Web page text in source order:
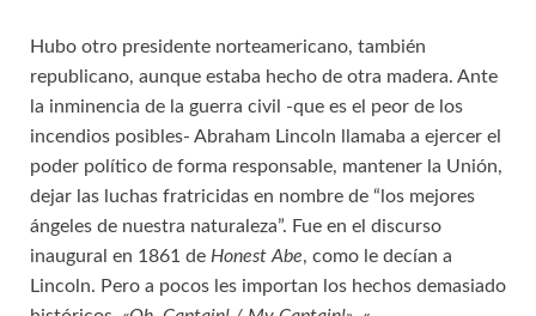
Hubo otro presidente norteamericano, también
republicano, aunque estaba hecho de otra madera. Ante
la inminencia de la guerra civil -que es el peor de los
incendios posibles- Abraham Lincoln llamaba a ejercer el
poder político de forma responsable, mantener la Unión,
dejar las luchas fratricidas en nombre de “los mejores
ángeles de nuestra naturaleza”. Fue en el discurso
inaugural en 1861 de Honest Abe, como le decían a
Lincoln. Pero a pocos les importan los hechos demasiado